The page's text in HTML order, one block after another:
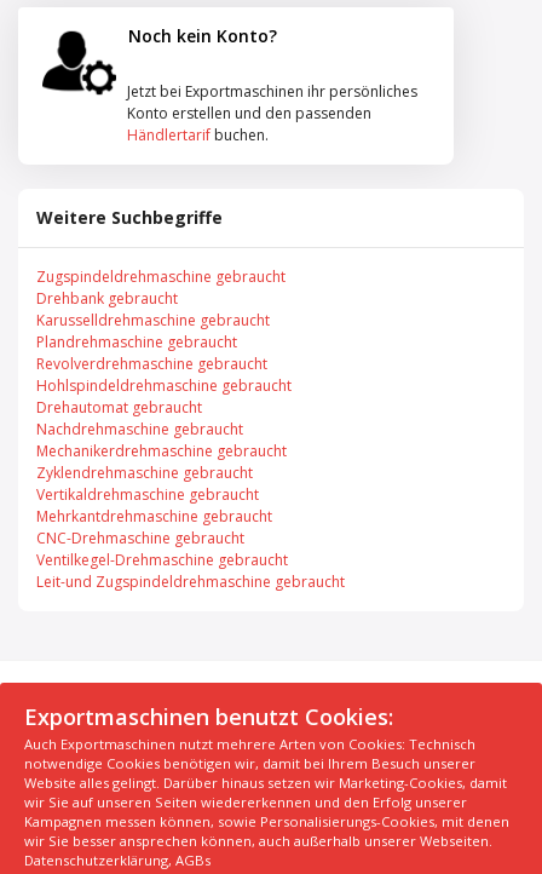
Noch kein Konto?
Jetzt bei Exportmaschinen ihr persönliches
Konto erstellen und den passenden
Händlertarif buchen.
Weitere Suchbegriffe
Zugspindeldrehmaschine gebraucht
Drehbank gebraucht
Karusselldrehmaschine gebraucht
Plandrehmaschine gebraucht
Revolverdrehmaschine gebraucht
Hohlspindeldrehmaschine gebraucht
Drehautomat gebraucht
Nachdrehmaschine gebraucht
Mechanikerdrehmaschine gebraucht
Zyklendrehmaschine gebraucht
Vertikaldrehmaschine gebraucht
Mehrkantdrehmaschine gebraucht
CNC-Drehmaschine gebraucht
Ventilkegel-Drehmaschine gebraucht
Leit-und Zugspindeldrehmaschine gebraucht
© 2026 Exportmaschinen.de
Über uns
AGB Datenschutzerklärung
FAQ
Impressum
Hersteller
Unsere Top Maschinen #1
Unsere Top Maschinen #2
Unsere Top Maschinen #3
Kontaktiere uns
Kindergarten in der Nähe finden
Exportmaschinen benutzt Cookies:
Auch Exportmaschinen nutzt mehrere Arten von Cookies: Technisch
notwendige Cookies benötigen wir, damit bei Ihrem Besuch unserer
Website alles gelingt. Darüber hinaus setzen wir Marketing-Cookies, damit
wir Sie auf unseren Seiten wiedererkennen und den Erfolg unserer
Kampagnen messen können, sowie Personalisierungs-Cookies, mit denen
wir Sie besser ansprechen können, auch außerhalb unserer Webseiten.
Datenschutzerklärung, AGBs